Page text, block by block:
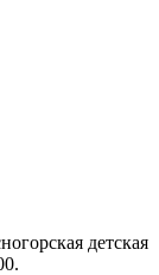
детская